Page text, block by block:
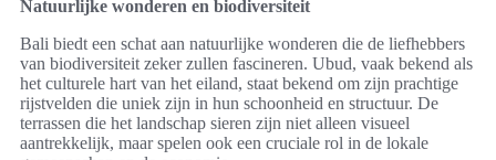
Natuurlijke wonderen en biodiversiteit
Bali biedt een schat aan natuurlijke wonderen die de liefhebbers
van biodiversiteit zeker zullen fascineren. Ubud, vaak bekend als
het culturele hart van het eiland, staat bekend om zijn prachtige
rijstvelden die uniek zijn in hun schoonheid en structuur. De
terrassen die het landschap sieren zijn niet alleen visueel
aantrekkelijk, maar spelen ook een cruciale rol in de lokale